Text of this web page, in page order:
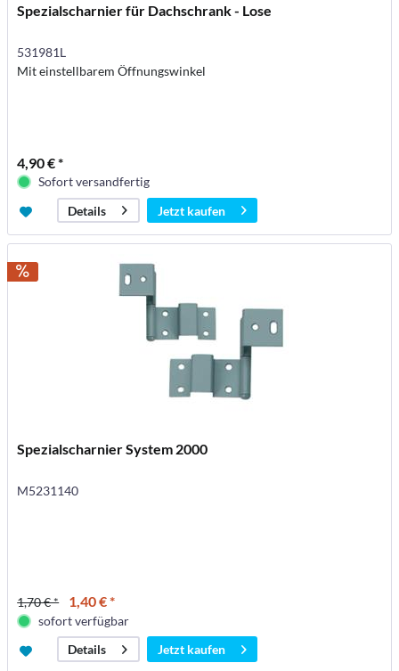
Spezialscharnier für Dachschrank - Lose
531981L
Mit einstellbarem Öffnungswinkel
4,90 € *
Sofort versandfertig
Details
Jetzt kaufen
Spezialscharnier System 2000
M5231140
1,70 € * 1,40 € *
sofort verfügbar
Details
Jetzt kaufen